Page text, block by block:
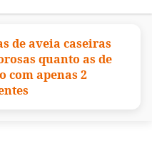
de aveia caseiras
quanto as de
com apenas 2